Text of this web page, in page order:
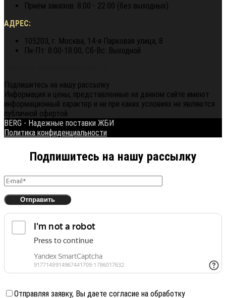
Приём заказов: 8.00 - 22.00 (без выходных)
АДРЕС:
105203, г. Москва, 14-я Парковая улица, 8
Пн-Пт: 8:00-18:00, Сб-Вс: Выходной
Подпишитесь на нашу рассылку
Информация и цены, представленные на данном сайте имеют
информационный характер и ни при каких условиях не являются
публичной офертой.
BERG - Надежные поставки ЖБИ
Политика конфиденциальности
Подпишитесь на нашу рассылку
Отправляя заявку, Вы даете согласие на обработку